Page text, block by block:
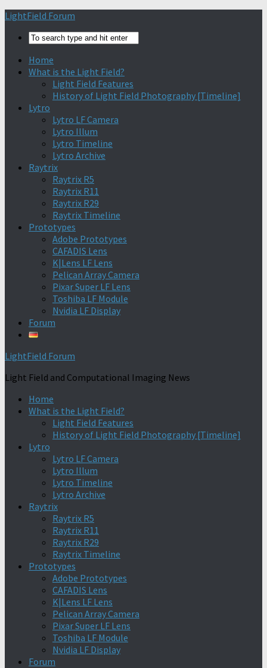
LightField Forum
Home
What is the Light Field?
Light Field Features
History of Light Field Photography [Timeline]
Lytro
Lytro LF Camera
Lytro Illum
Lytro Timeline
Lytro Archive
Raytrix
Raytrix R5
Raytrix R11
Raytrix R29
Raytrix Timeline
Prototypes
Adobe Prototypes
CAFADIS Lens
K|Lens LF Lens
Pelican Array Camera
Pixar Super LF Lens
Toshiba LF Module
Nvidia LF Display
Forum
LightField Forum
Light Field and Computational Imaging News
Home
What is the Light Field?
Light Field Features
History of Light Field Photography [Timeline]
Lytro
Lytro LF Camera
Lytro Illum
Lytro Timeline
Lytro Archive
Raytrix
Raytrix R5
Raytrix R11
Raytrix R29
Raytrix Timeline
Prototypes
Adobe Prototypes
CAFADIS Lens
K|Lens LF Lens
Pelican Array Camera
Pixar Super LF Lens
Toshiba LF Module
Nvidia LF Display
Forum
Find out more. Okay, thanks